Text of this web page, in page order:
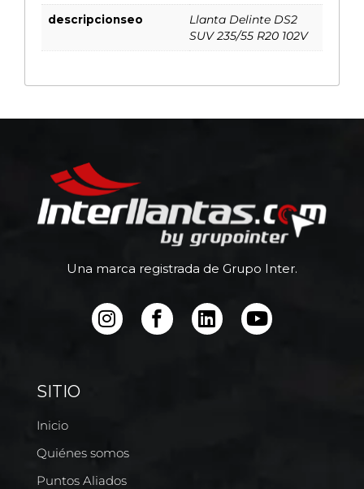
descripcionseo
Llanta Delinte DS2
SUV 235/55 R20 102V
Una marca registrada de Grupo Inter.
SITIO
Inicio
Quiénes somos
Puntos Aliados